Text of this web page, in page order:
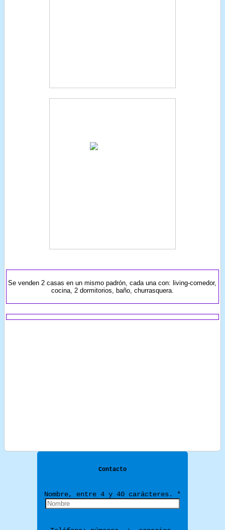
Se venden 2 casas en un mismo padrón, cada una con: living-comedor,
cocina, 2 dormitorios, baño, churrasquera.
Contacto
Nombre, entre 4 y 40 carácteres. *